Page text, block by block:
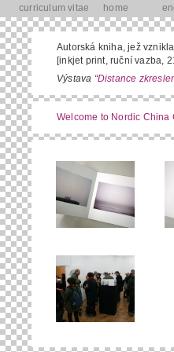
curriculum vitae home
Autorská kniha, jež
[inkjet print, ruční vazba,
Výstava “Distance
Welcome to Nordic China